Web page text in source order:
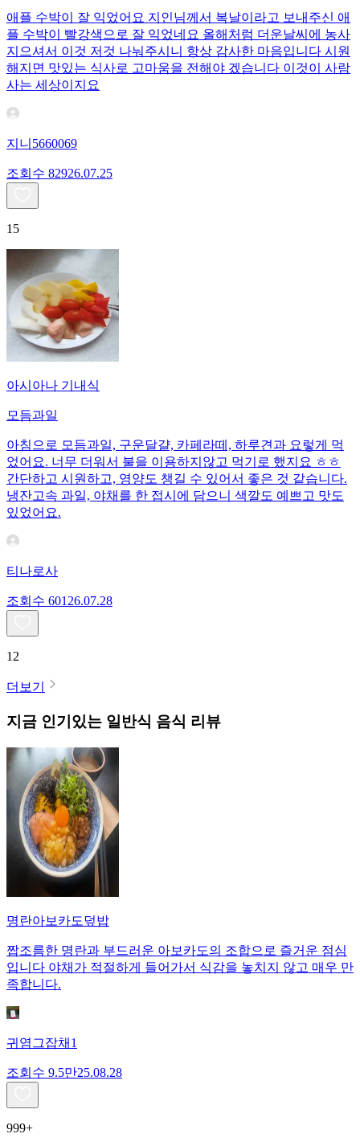
애플 수박이 잘 익었어요 지인님께서 복날이라고 보내주신 애
플 수박이 빨강색으로 잘 익었네요 올해처럼 더운날씨에 농사
지으셔서 이것 저것 나눠주시니 항상 감사한 마음입니다 시원
해지면 맛있는 식사로 고마움을 전해야 겠습니다 이것이 사람
사는 세상이지요
지니5660069
조회수 82926.07.25
15
아시아나 기내식
모듬과일
아침으로 모듬과일, 구운달걀, 카페라떼, 하루견과 요렇게 먹
었어요. 너무 더워서 불을 이용하지않고 먹기로 했지요 ㅎㅎ
간단하고 시원하고, 영양도 챙길 수 있어서 좋은 것 같습니다.
냉잔고속 과일, 야채를 한 접시에 담으니 색깔도 예쁘고 맛도
있었어요.
티나로사
조회수 601 26.07.28
12
더보기
지금 인기있는 일반식 음식 리뷰
명란아보카도덮밥
짭조름한 명란과 부드러운 아보카도의 조합으로 즐거운 점심
입니다 야채가 적절하게 들어가서 식감을 놓치지 않고 매우 만
족합니다.
귀염그잡채1
조회수 9.5만25.08.28
999+